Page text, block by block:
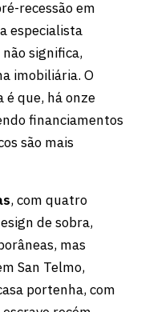
recessão em
especialista
significa,
imobiliária. O
é que, há onze
financiamentos
são mais
, com quatro
de sobra,
mas
San Telmo,
portenha, com